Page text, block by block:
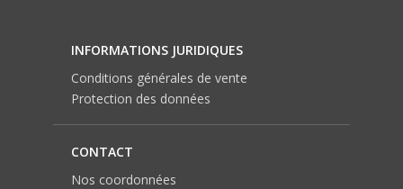
INFORMATIONS JURIDIQUES
Conditions générales de vente
Protection des données
CONTACT
Nos coordonnées